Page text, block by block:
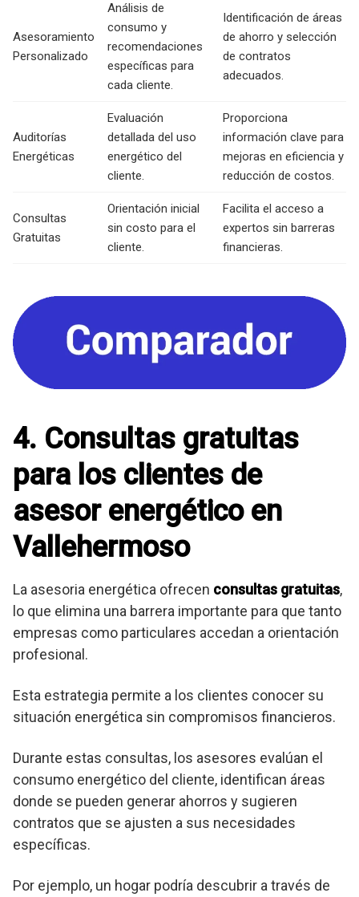
Asesoramiento
Personalizado
Análisis de
consumo y
recomendaciones
específicas para
cada cliente.
Identificación de áreas
de ahorro y selección
de contratos
adecuados.
Auditorías
Energéticas
Evaluación
detallada del uso
energético del
cliente.
Proporciona
información clave para
mejoras en eficiencia y
reducción de costos.
Consultas
Gratuitas
Orientación inicial
sin costo para el
cliente.
Facilita el acceso a
expertos sin barreras
financieras.
4. Consultas gratuitas
para los clientes de
asesor energético en
Vallehermoso
La asesoria energética ofrecen consultas gratuitas,
lo que elimina una barrera importante para que tanto
empresas como particulares accedan a orientación
profesional.
Esta estrategia permite a los clientes conocer su
situación energética sin compromisos financieros.
Durante estas consultas, los asesores evalúan el
consumo energético del cliente, identifican áreas
donde se pueden generar ahorros y sugieren
contratos que se ajusten a sus necesidades
específicas.
Por ejemplo, un hogar podría descubrir a través de